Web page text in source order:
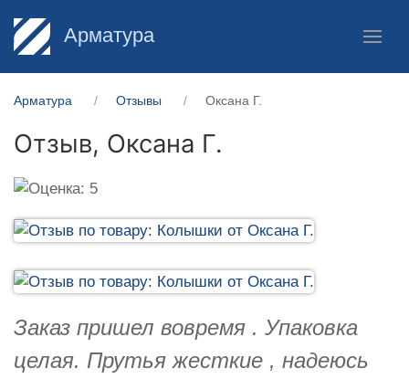
Арматура
Арматура Отзывы Оксана Г.
Отзыв, Оксана Г.
Заказ пришел вовремя . Упаковка
целая. Прутья жесткие , надеюсь